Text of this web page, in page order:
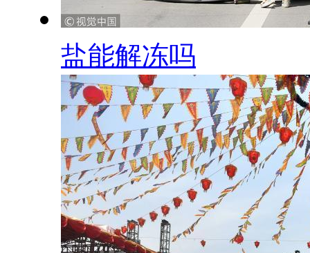
盐能解冻吗